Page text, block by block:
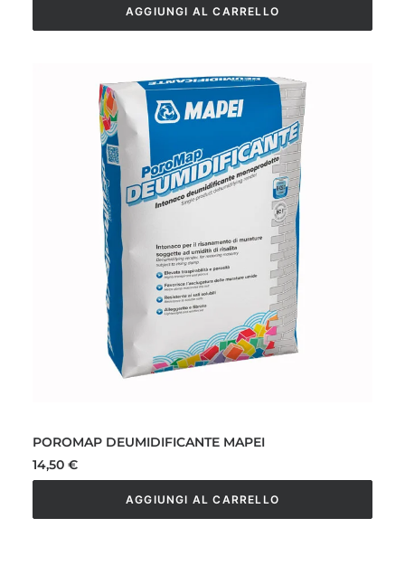
AGGIUNGI AL CARRELLO
POROMAP DEUMIDIFICANTE MAPEI
14,50 €
AGGIUNGI AL CARRELLO